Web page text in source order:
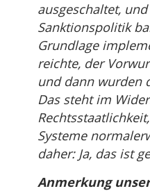
ausgeschaltet,
Sanktionspolitik
Grundlage
reichte, der
und dann wurden
Das steht im
Systeme
daher: Ja, das ist
Anmerkung